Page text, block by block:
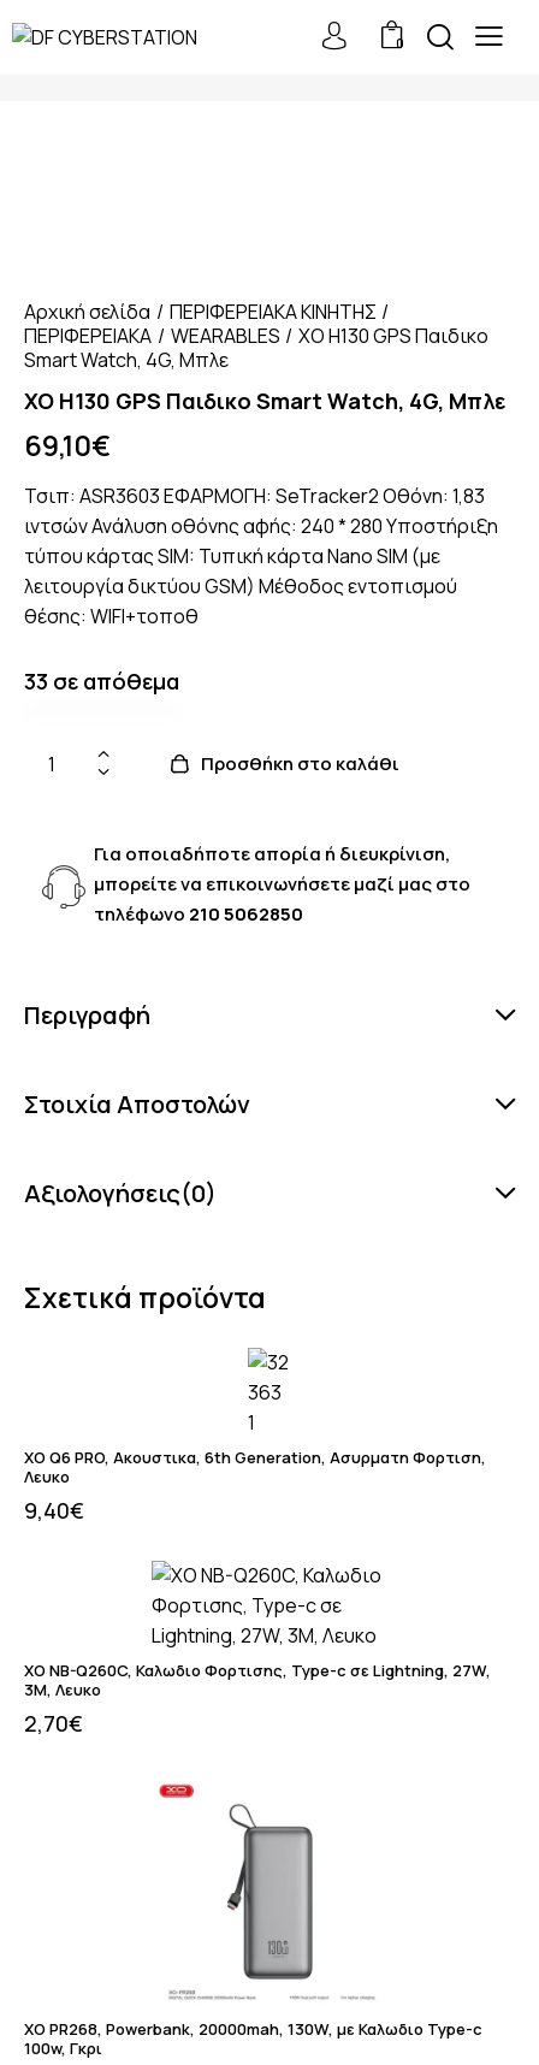
0
Αρχική σελίδα
ΠΕΡΙΦΕΡΕΙΑΚΑ ΚΙΝΗΤΗΣ
ΠΕΡΙΦΕΡΕΙΑΚΑ
WEARABLES
XO H130 GPS Παιδικο
Smart Watch, 4G, Μπλε
XO H130 GPS Παιδικο Smart Watch, 4G, Μπλε
69,10€
Τσιπ: ASR3603 ΕΦΑΡΜΟΓΗ: SeTracker2 Οθόνη: 1,83
ιντσών Ανάλυση οθόνης αφής: 240 * 280 Υποστήριξη
τύπου κάρτας SIM: Τυπική κάρτα Nano SIM (με
λειτουργία δικτύου GSM) Μέθοδος εντοπισμού
θέσης: WIFI+τοποθ
33 σε απόθεμα
Προσθήκη στο καλάθι
Για οποιαδήποτε απορία ή διευκρίνιση,
μπορείτε να επικοινωνήσετε μαζί μας στο
τηλέφωνο 210 5062850
Περιγραφή
Στοιχία Αποστολών
Αξιολογήσεις(0)
Σχετικά προϊόντα
XO Q6 PRO, Ακουστικα, 6th Generation, Ασυρματη Φορτιση,
Λευκο
9,40€
XO NB-Q260C, Καλωδιο Φορτισης, Type-c σε Lightning, 27W,
3M, Λευκο
2,70€
XO PR268, Powerbank, 20000mah, 130W, με Καλωδιο Type-c
100w, Γκρι